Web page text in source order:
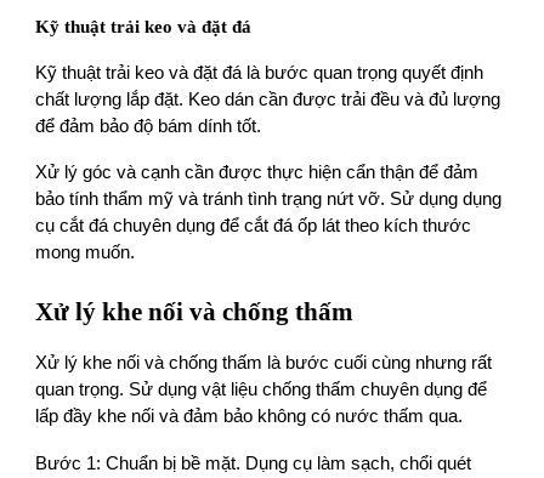
Kỹ thuật trải keo và đặt đá
Kỹ thuật trải keo và đặt đá là bước quan trọng quyết định
chất lượng lắp đặt. Keo dán cần được trải đều và đủ lượng
để đảm bảo độ bám dính tốt.
Xử lý góc và cạnh cần được thực hiện cẩn thận để đảm
bảo tính thẩm mỹ và tránh tình trạng nứt vỡ. Sử dụng dụng
cụ cắt đá chuyên dụng để cắt đá ốp lát theo kích thước
mong muốn.
Xử lý khe nối và chống thấm
Xử lý khe nối và chống thấm là bước cuối cùng nhưng rất
quan trọng. Sử dụng vật liệu chống thấm chuyên dụng để
lấp đầy khe nối và đảm bảo không có nước thấm qua.
Bước 1: Chuẩn bị bề m ặt. Dụng cụ làm sạch, chổi quét